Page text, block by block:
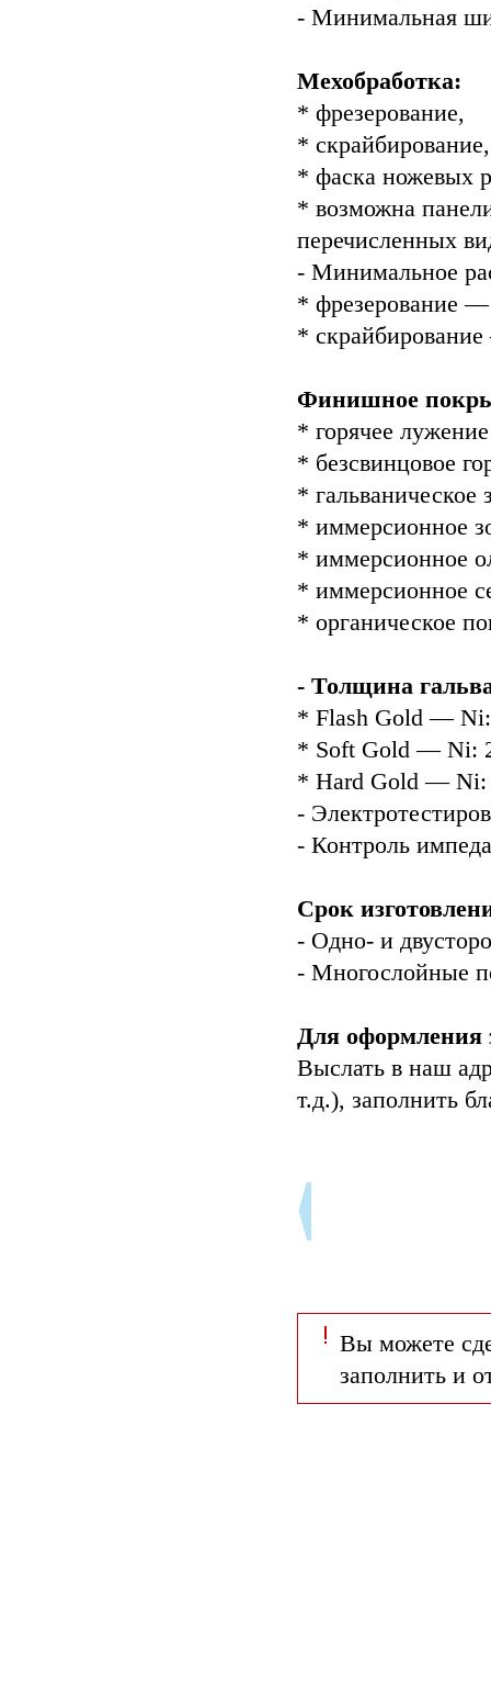
- Минимальная
Мехобработка:
* фрезерование,
* скрайбирование,
* фаска ножевых
* возможна
перечисленных
- Минимальное
* фрезерование
*
Финишное
* горячее
* безсвинцовое
*
* иммерсионное
* иммерсионное
* иммерсионное
* органическое
- Толщина
* Flash Gold —
* Soft Gold — Ni:
* Hard Gold — Ni:
-
- Контроль
Срок
- Одно- и
- Многослойные
Для оформления
Выслать в наш
т.д.), заполнить
Вы можете
заполнить и